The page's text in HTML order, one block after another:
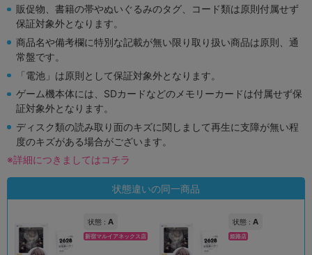
販促物、書籍の帯やぬいぐるみのタグ、コード類は原則付属せず
保証対象外となります。
商品名や備考欄に特別な記載が無い限り取り扱い商品は原則、通
常盤です。
「電池」は原則として保証対象外となります。
ゲーム機本体には、SDカードなどのメモリーカードは付属せず保
証対象外となります。
ディスク類の読み取り面のキズに関しまして再生に支障が無い程
度のキズがある場合がございます。
※詳細につきましてはコチラ
状態違いの同一商品
状態 : A
新宿マルイアネックス店
状態 : A
姫路店